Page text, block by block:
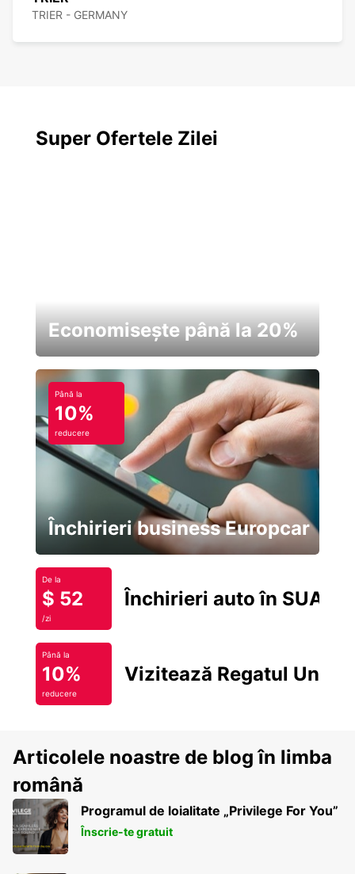
TRIER - GERMANY
Super Ofertele Zilei
Economisește până la 20%
Până la
10%
reducere
Închirieri business Europcar
De la
$ 52
/zi
Închirieri auto în SUA
Până la
10%
reducere
Vizitează Regatul Unit
Articolele noastre de blog în limba
română
Programul de loialitate „Privilege For You”
Înscrie-te gratuit